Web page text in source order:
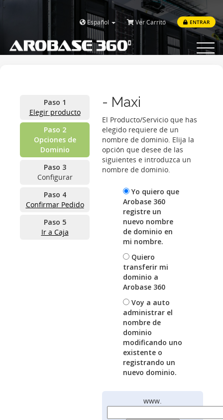
Español Ver Carrito ENTRAR
Toggle
Paso 1
Elegir producto
Paso 2
Opciones de
Dominio
Paso 3
Configurar
Paso 4
Confirmar Pedido
Paso 5
Ir a Caja
- Maxi
El Producto/Servicio que has
elegido requiere de un
nombre de dominio. Elija la
opción que desee de las
siguientes e introduzca un
nombre de dominio.
Yo quiero que
Arobase 360
registre un
nuevo nombre
de dominio en
mi nombre.
Quiero
transferir mi
dominio a
Arobase 360
Voy a auto
administrar el
nombre de
dominio
modificando uno
existente o
registrando un
nuevo dominio.
www.